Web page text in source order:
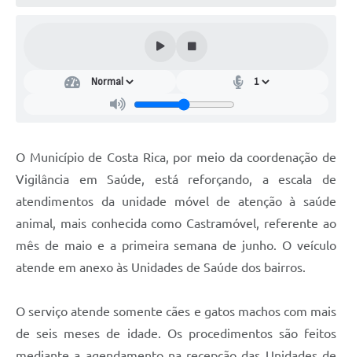
O Município de Costa Rica, por meio da coordenação de
Vigilância em Saúde, está reforçando, a escala de
atendimentos da unidade móvel de atenção à saúde
animal, mais conhecida como Castramóvel, referente ao
mês de maio e a primeira semana de junho. O veículo
atende em anexo às Unidades de Saúde dos bairros.
O serviço atende somente cães e gatos machos com mais
de seis meses de idade. Os procedimentos são feitos